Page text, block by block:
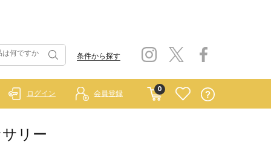
条件から探す
0
ログイン 会員登録
リー